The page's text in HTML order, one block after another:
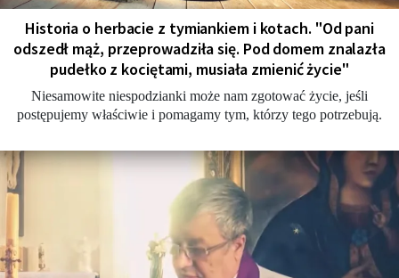
Historia o herbacie z tymiankiem i kotach. "Od pani
odszedł mąż, przeprowadziła się. Pod domem znalazła
pudełko z kociętami, musiała zmienić życie"
Niesamowite niespodzianki może nam zgotować życie, jeśli
postępujemy właściwie i pomagamy tym, którzy tego potrzebują.